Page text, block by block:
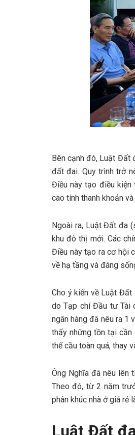
Bên cạnh đó, Luật Đất
đất đai. Quy trình trở
Điều này tạo điều kiện
cao tính thanh khoản
Ngoài ra, Luật Đất đa
khu đô thị mới. Các
Điều này tạo ra cơ hội
về hạ tầng và đáng
Cho ý kiến về Luật
do Tạp chí Đầu tư Tài
ngân hàng đã nêu ra 1
thấy những tồn tại cần
thể cầu toàn quá, thay
Ông Nghĩa đã nêu lên
Theo đó, từ 2 năm
phân khúc nhà ở giá rẻ